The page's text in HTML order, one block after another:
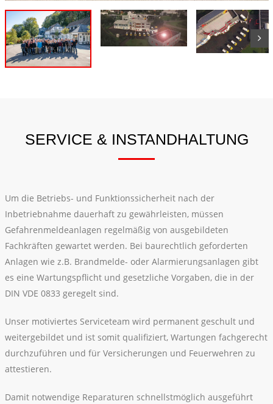
SERVICE & INSTANDHALTUNG
Um die Betriebs- und Funktionssicherheit nach der
Inbetriebnahme dauerhaft zu gewährleisten, müssen
Gefahrenmeldeanlagen regelmäßig von ausgebildeten
Fachkräften gewartet werden. Bei baurechtlich geforderten
Anlagen wie z.B. Brandmelde- oder Alarmierungsanlagen gibt
es eine Wartungspflicht und gesetzliche Vorgaben, die in der
DIN VDE 0833 geregelt sind.
Unser motiviertes Serviceteam wird permanent geschult und
weitergebildet und ist somit qualifiziert, Wartungen fachgerecht
durchzuführen und für Versicherungen und Feuerwehren zu
attestieren.
Damit notwendige Reparaturen schnellstmöglich ausgeführt